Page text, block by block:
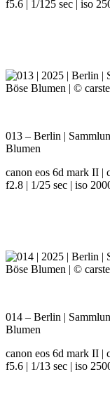
f5.6 | 1/125 sec | iso
013 – Berlin |
Blumen
canon eos 6d mark II |
f2.8 | 1/25 sec | iso
014 – Berlin |
Blumen
canon eos 6d mark II |
f5.6 | 1/13 sec | iso